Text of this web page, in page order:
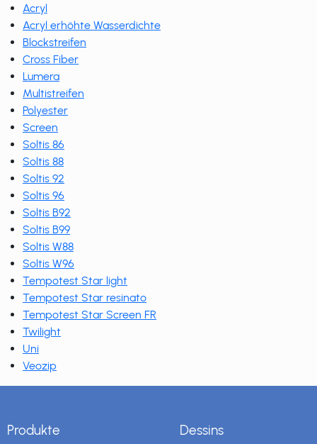
Acryl
Acryl erhöhte Wasserdichte
Blockstreifen
Cross Fiber
Lumera
Multistreifen
Polyester
Screen
Soltis 86
Soltis 88
Soltis 92
Soltis 96
Soltis B92
Soltis B99
Soltis W88
Soltis W96
Tempotest Star light
Tempotest Star resinato
Tempotest Star Screen FR
Twilight
Uni
Veozip
Produkte
Dessins